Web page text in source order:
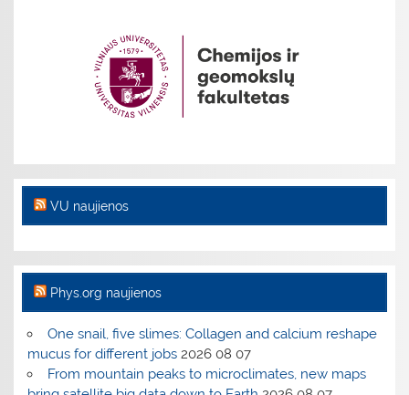
VU naujienos
Phys.org naujienos
One snail, five slimes: Collagen and calcium reshape
mucus for different jobs 2026 08 07
From mountain peaks to microclimates, new maps